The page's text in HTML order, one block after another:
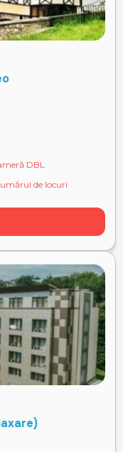
DBL
de locuri